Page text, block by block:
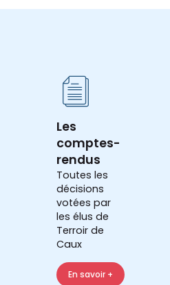
Les
comptes-
rendus
Toutes les
décisions
votées par
les élus de
Terroir de
Caux
En savoir +